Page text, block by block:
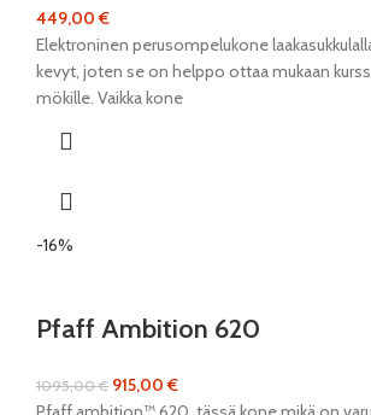
449,00€
Elektroninen perusompelukone
kevyt, joten se on helppo ottaa mukaan
mökille. Vaikka kone
-16%
Pfaff Ambition 620
1095,00€ 915,00€